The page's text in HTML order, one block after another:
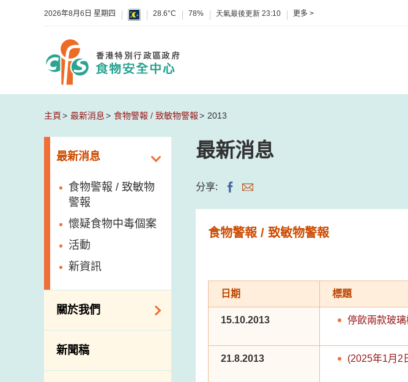
2026年8月6日 星期四 28.6°C 78% 天氣最後更新 23:10 更多 >
主頁 最新消息 食物警報 / 致敏物警報 2013
最新消息
食物警報 / 致敏物
警報
懷疑食物中毒個案
活動
新資訊
關於我們
組織結構
新聞稿
最新消息
分享:
食物警報 / 致敏物警報
日期 標題
15.10.2013 停飲兩款玻
21.8.2013 (2025年1月2